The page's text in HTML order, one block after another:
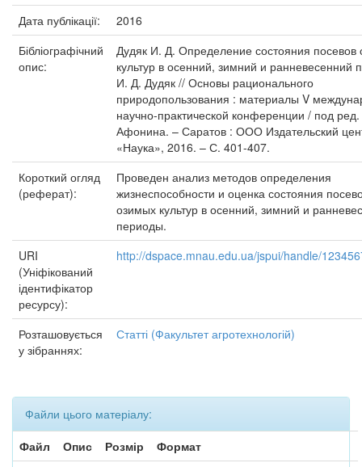
Дата публікації:
2016
Бібліографічний
опис:
Дудяк И. Д. Определение состояния посевов
культур в осенний, зимний и ранневесенний
И. Д. Дудяк // Основы рационального
природопользования : материалы V
научно-практической конференции / под
Афонина. – Саратов : ООО Издательский
«Наука», 2016. – С. 401-407.
Короткий огляд
(реферат):
Проведен анализ методов определения
жизнеспособности и оценка состояния
озимых культур в осенний, зимний и
периоды.
URI
(Уніфікований
ідентифікатор
ресурсу):
http://dspace.mnau.edu.ua/jspui/handle/
Розташовується
у зібраннях:
Статті (Факультет агротехнологій)
Файли цього матеріалу:
Файл
Опис Розмір
Формат